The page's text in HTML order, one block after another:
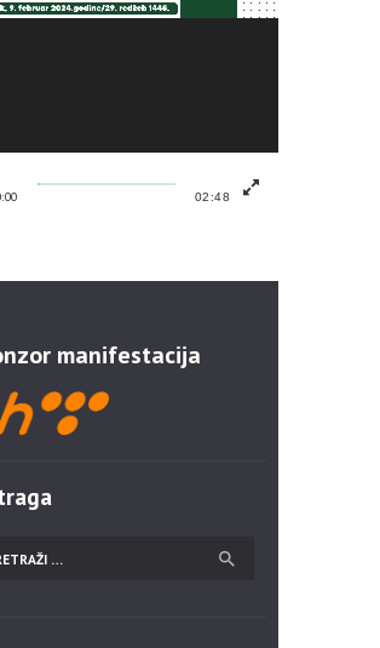
02:48
manifestacija